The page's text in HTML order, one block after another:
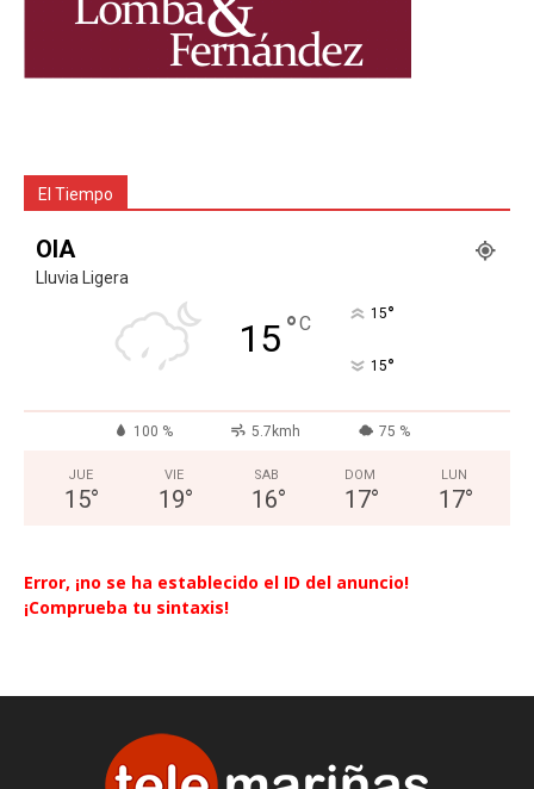
El Tiempo
OIA
Lluvia Ligera
15°C 15°
15°
100 % 5.7kmh 75 %
JUE
15°
VIE
19°
SAB
16°
DOM
17°
LUN
17°
Error, ¡no se ha establecido el ID del anuncio!
¡Comprueba tu sintaxis!